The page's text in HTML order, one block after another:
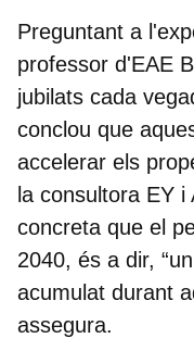
Preguntant a
professor d'EAE
jubilats cada
conclou que
accelerar els
la consultora EY i
concreta que el
2040, és a dir,
acumulat durant
assegura.